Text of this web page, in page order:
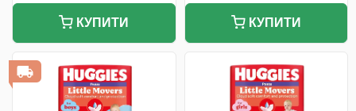
КУПИТИ КУПИТИ